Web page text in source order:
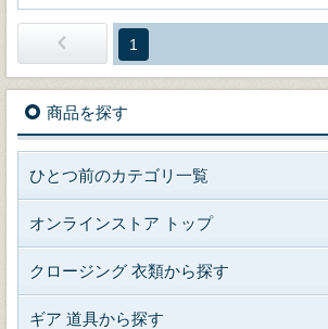
1
商品を探す
ひとつ前のカテゴリ一覧
オンラインストア トップ
クロージング 衣類から探す
ギア 道具から探す